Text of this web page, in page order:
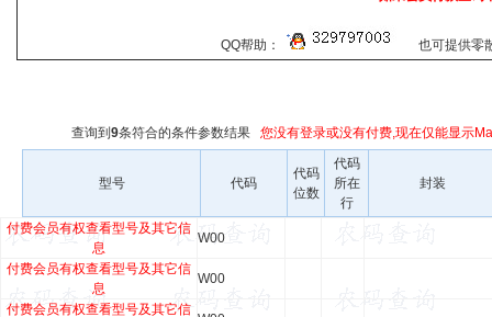
QQ帮助： 也可提供零
查询到 9条符合的条件参数结果 您没有登录或没有付费,现在仅能显示
型号 代码
代码
位数
代码
所在
行
封装
付费会员有权查看型号及其它信
息
W00
付费会员有权查看型号及其它信
息
W00
付费会员有权查看型号及其它信